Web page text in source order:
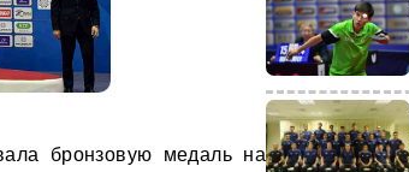
бронзовую медаль на